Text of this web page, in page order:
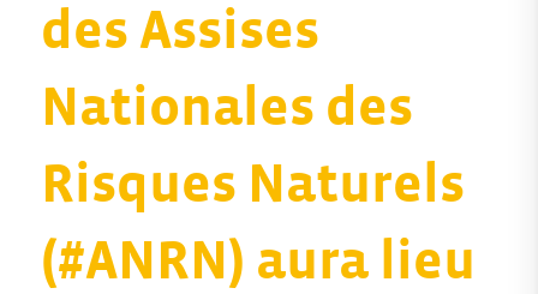
des Assises
Nationales des
Risques Naturels
(#ANRN) aura lieu